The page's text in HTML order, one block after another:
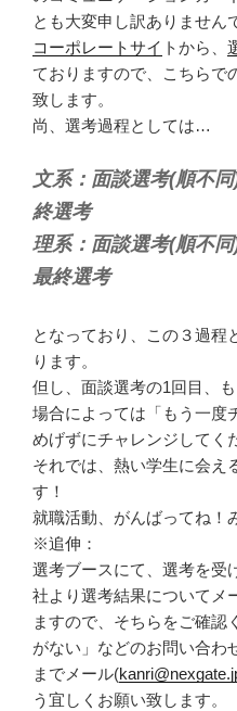
とも大変申し訳ありません
コーポレートサイ トから、
ておりますので、こちらで
致します。
尚、選考過程としては…
文系：面談選考(順不
終選考
理系：面談選考(順不
最終選考
となっており、この３過程
ります。
但し、面談選考の1回目、
場合によっては「もう一度
めげずにチャレンジしてく
それでは、熱い学生に会え
す！
就職活動、がんばってね！
※追伸：
選考ブースにて、選考を受
社より選考結果についてメ
ますので、そちらをご確認
がない」などのお問い合わ
までメール(
う宜しくお願い致します。